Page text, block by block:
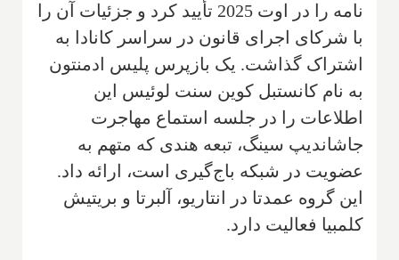
نامه را در اوت 2025 تأیید کرد و جزئیات آن را
با شرکای اجرای قانون در سراسر کانادا به
اشتراک گذاشت. یک بازپرس پلیس ادمنتون
به نام کانستبل کوین سنت لوئیس این
اطلاعات را در جلسه استماع مهاجرت
جاشاندیپ سینگ، تبعه هندی که متهم به
عضویت در شبکه باج‌گیری است، ارائه داد.
این گروه عمدتا در انتاریو، آلبرتا و بریتیش
کلمبیا فعالیت دارد.